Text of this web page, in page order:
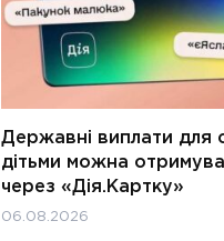
Державні виплати для
дітьми можна
через «Дія.Картку»
06.08.2026